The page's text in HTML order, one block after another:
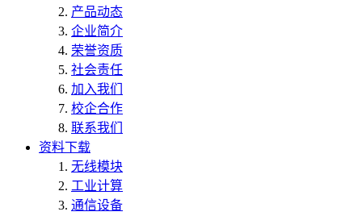
产品动态
企业简介
荣誉资质
社会责任
加入我们
校企合作
联系我们
资料下载
无线模块
工业计算
通信设备